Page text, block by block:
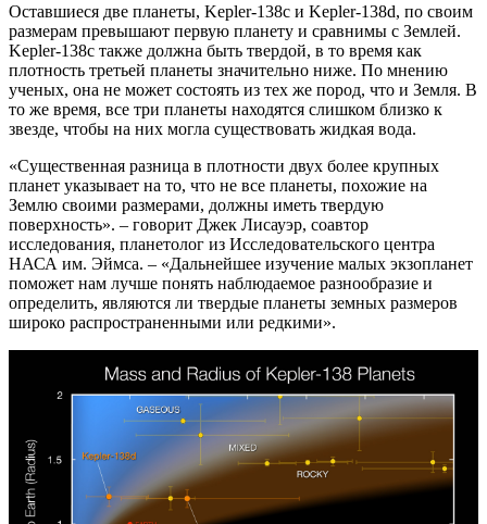
Оставшиеся две планеты, Kepler-138c и Kepler-138d, по своим
размерам превышают первую планету и сравнимы с Землей.
Kepler-138c также должна быть твердой, в то время как
плотность третьей планеты значительно ниже. По мнению
ученых, она не может состоять из тех же пород, что и Земля. В
то же время, все три планеты находятся слишком близко к
звезде, чтобы на них могла существовать жидкая вода.
«Существенная разница в плотности двух более крупных
планет указывает на то, что не все планеты, похожие на
Землю своими размерами, должны иметь твердую
поверхность». – говорит Джек Лисауэр, соавтор
исследования, планетолог из Исследовательского центра
НАСА им. Эймса. – «Дальнейшее изучение малых экзопланет
поможет нам лучше понять наблюдаемое разнообразие и
определить, являются ли твердые планеты земных размеров
широко распространенными или редкими».